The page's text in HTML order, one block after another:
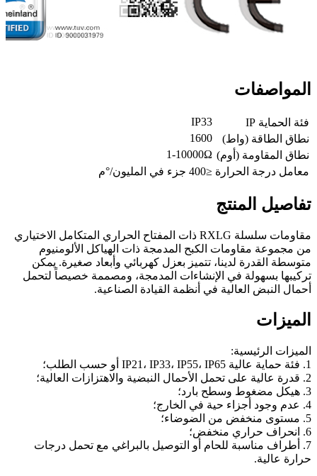
المواصفات
فئة الحماية IP
IP33
نطاق الطاقة (واط)
1600
نطاق المقاومة (أوم) 1-10000Ω
معامل درجة الحرارة ≤400 جزء في المليون/°م
تفاصيل المنتج
مقاومات سلسلة RXLG ذات المفتاح الحراري المتكامل الاختياري
من مجموعة مقاومات الكبح المدمجة ذات الهياكل الألومنيوم
متوسطة القدرة لدينا، تتميز بعزل كهربائي وأبعاد صغيرة. يمكن
تركيبها بسهولة في الإنشاءات المدمجة، ومصممة خصيصاً لتحمل
أحمال النبض العالية في أنظمة القيادة الصناعية.
الميزات
الميزات الرئيسية:
1. فئة حماية عالية IP21، IP33، IP55، IP65 أو حسب الطلب؛
2. قدرة عالية على تحمل الأحمال النبضية والاهتزازات العالية؛
3. هيكل مضغوط وسطح بارد؛
4. عدم وجود أجزاء حية في الخارج؛
5. مستوى منخفض من الضوضاء؛
6. انحراف حراري منخفض؛
7. أطراف مناسبة للحام أو التوصيل بالبراغي مع تحمل درجات
حرارة عالية.